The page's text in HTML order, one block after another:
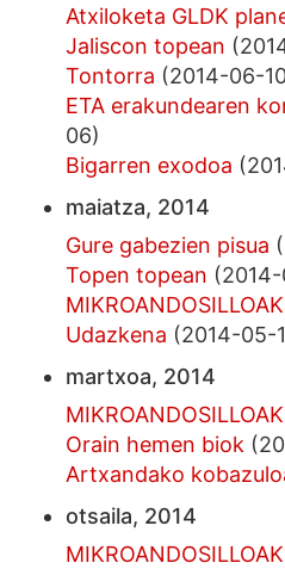
Atxiloketa GLDK
Jaliscon topean
Tontorra (2014-06-
ETA erakundearen
06)
Bigarren exodoa
maiatza, 2014
Gure gabezien pisua
Topen topean
Udazkena (2014-05-
martxoa, 2014
Orain hemen biok
Artxandako
otsaila, 2014